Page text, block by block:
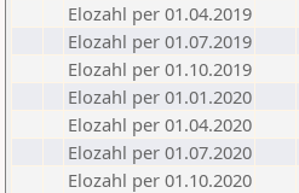
Elozahl per 01.04.2019
Elozahl per 01.07.2019
Elozahl per 01.10.2019
Elozahl per 01.01.2020
Elozahl per 01.04.2020
Elozahl per 01.07.2020
Elozahl per 01.10.2020